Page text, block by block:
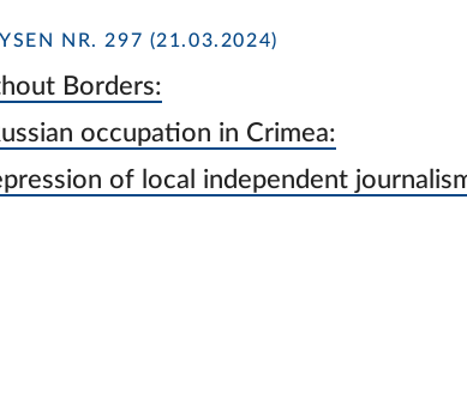
NR. 297 (21.03.2024)
Borders:
occupation in Crimea:
of local independent